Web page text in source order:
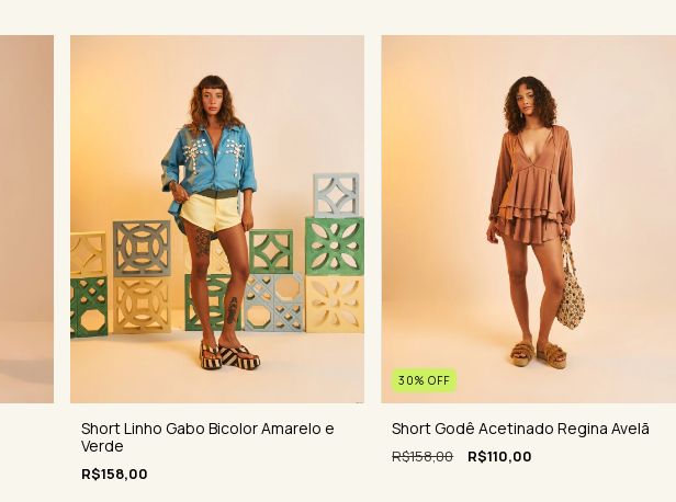
Short Linho Gabo Bicolor Amarelo e
Verde
R$158,00
30%OFF
Short Godê Acetinado Regina Avelã
R$158,00 R$110,00